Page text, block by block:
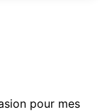
pour mes